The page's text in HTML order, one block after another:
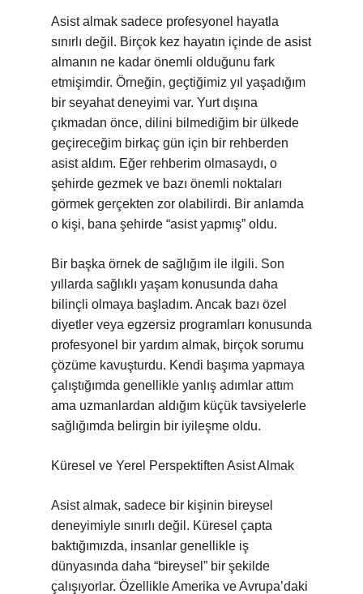
Asist almak sadece profesyonel hayatla
sınırlı değil. Birçok kez hayatın içinde de asist
almanın ne kadar önemli olduğunu fark
etmişimdir. Örneğin, geçtiğimiz yıl yaşadığım
bir seyahat deneyimi var. Yurt dışına
çıkmadan önce, dilini bilmediğim bir ülkede
geçireceğim birkaç gün için bir rehberden
asist aldım. Eğer rehberim olmasaydı, o
şehirde gezmek ve bazı önemli noktaları
görmek gerçekten zor olabilirdi. Bir anlamda
o kişi, bana şehirde “asist yapmış” oldu.
Bir başka örnek de sağlığım ile ilgili. Son
yıllarda sağlıklı yaşam konusunda daha
bilinçli olmaya başladım. Ancak bazı özel
diyetler veya egzersiz programları konusunda
profesyonel bir yardım almak, birçok sorumu
çözüme kavuşturdu. Kendi başıma yapmaya
çalıştığımda genellikle yanlış adımlar attım
ama uzmanlardan aldığım küçük tavsiyelerle
sağlığımda belirgin bir iyileşme oldu.
Küresel ve Yerel Perspektiften Asist Almak
Asist almak, sadece bir kişinin bireysel
deneyimiyle sınırlı değil. Küresel çapta
baktığımızda, insanlar genellikle iş
dünyasında daha “bireysel” bir şekilde
çalışıyorlar. Özellikle Amerika ve Avrupa’daki